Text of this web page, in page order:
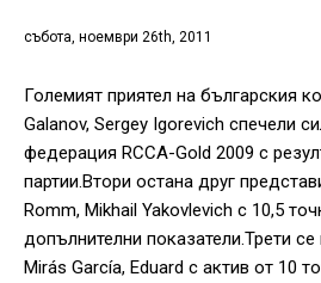
събота, ноември 26th, 2011
Големият приятел на българския
Galanov, Sergey Igorevich спечели
федерация RCCA-Gold 2009 с
партии.Втори остана друг
Romm, Mikhail Yakovlevich с 10,5
допълнителни показатели.Трети
Mirás García, Eduard с актив от 10